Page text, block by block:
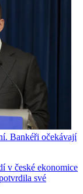
Bankéři očekávají
v české ekonomice
své